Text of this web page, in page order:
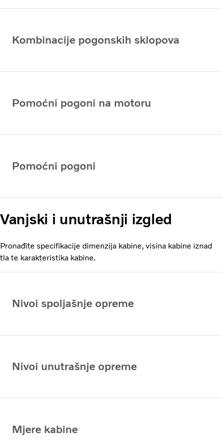
Kombinacije pogonskih sklopova
Pomoćni pogoni na motoru
Pomoćni pogoni
Vanjski i unutrašnji izgled
Pronađite specifikacije dimenzija kabine, visina kabine iznad
tla te karakteristika kabine.
Nivoi spoljašnje opreme
Nivoi unutrašnje opreme
Mjere kabine